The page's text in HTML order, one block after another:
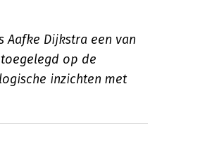
Dijkstra een van
op de
inzichten met